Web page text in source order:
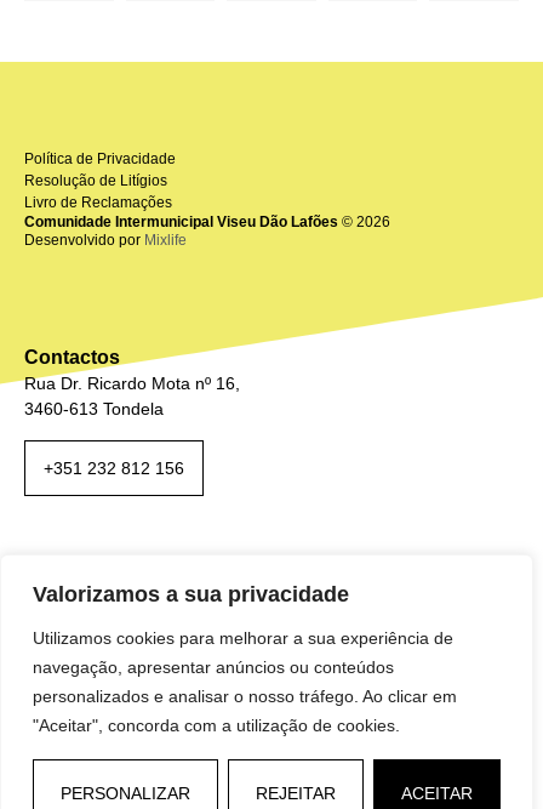
Valorizamos a sua privacidade
Utilizamos cookies para melhorar a sua experiência de
navegação, apresentar anúncios ou conteúdos
personalizados e analisar o nosso tráfego. Ao clicar em
"Aceitar", concorda com a utilização de cookies.
PERSONALIZAR REJEITAR ACEITAR
Política de Privacidade
Resolução de Litígios
Livro de Reclamações
Comunidade Intermunicipal Viseu Dão Lafões © 2026
Desenvolvido por Mixlife
Contactos
Rua Dr. Ricardo Mota nº 16,
3460-613 Tondela
+351 232 812 156